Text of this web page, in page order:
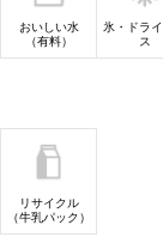
おいしい水
（有料）
氷・ドラ
ス
リサイクル
（牛乳パック）